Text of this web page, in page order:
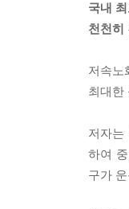
국내
천천히
저속노
최대한
저자는
하여
구가